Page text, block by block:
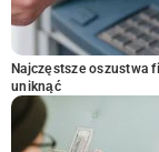
Najczęstsze oszustwa
uniknąć